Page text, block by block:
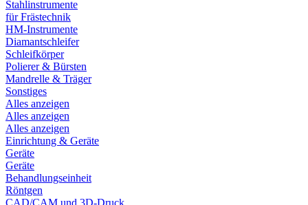
Stahlinstrumente
für Frästechnik
HM-Instrumente
Diamantschleifer
Schleifkörper
Polierer & Bürsten
Mandrelle & Träger
Sonstiges
Alles anzeigen
Alles anzeigen
Alles anzeigen
Einrichtung & Geräte
Geräte
Geräte
Behandlungseinheit
Röntgen
CAD/CAM und 3D-Druck